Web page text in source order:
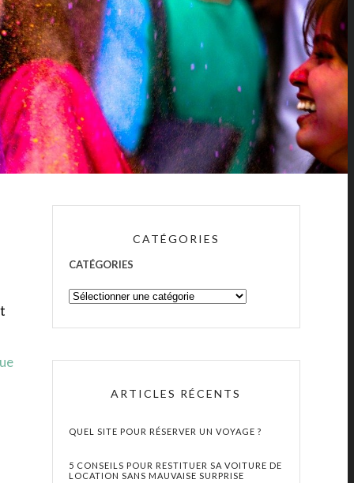
CATÉGORIES
CATÉGORIES
ARTICLES RÉCENTS
QUEL SITE POUR RÉSERVER UN VOYAGE ?
5 CONSEILS POUR RESTITUER SA VOITURE DE
LOCATION SANS MAUVAISE SURPRISE